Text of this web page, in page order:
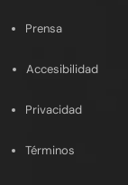
Prensa
Accesibilidad
Privacidad
Términos